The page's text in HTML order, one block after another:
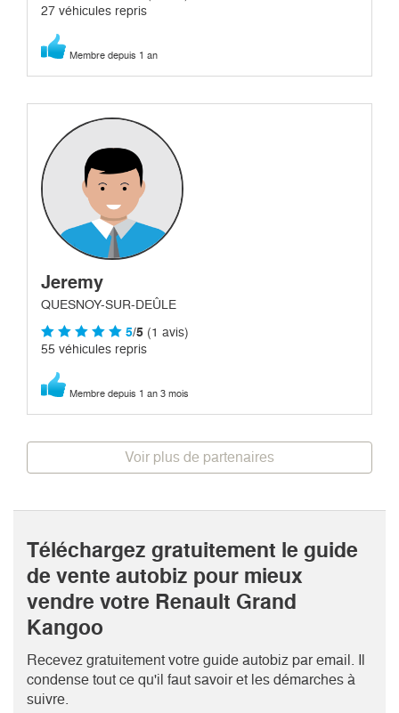
27 véhicules repris
Membre depuis 1 an
Jeremy
QUESNOY-SUR-DEÛLE
5/5 (1 avis)
55 véhicules repris
Membre depuis 1 an 3 mois
Voir plus de partenaires
Téléchargez gratuitement le guide
de vente autobiz pour mieux
vendre votre Renault Grand
Kangoo
Recevez gratuitement votre guide autobiz par email. Il
condense tout ce qu'il faut savoir et les démarches à
suivre.